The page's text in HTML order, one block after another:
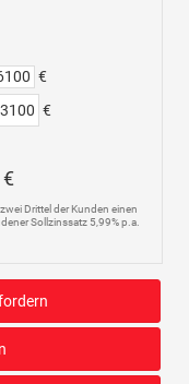
€
€
Drittel der Kunden einen
Sollzinssatz 5,99% p.a.